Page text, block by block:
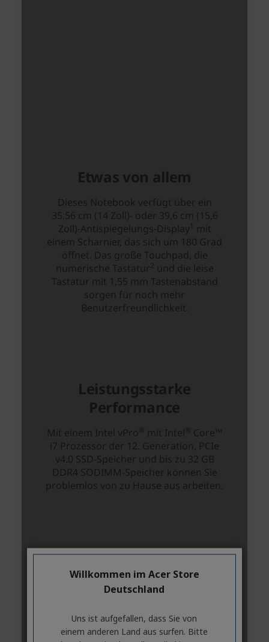
Willkommen im Acer Store
Deutschland
Uns ist aufgefallen, dass Sie von
einem anderen Land aus surfen. Bitte